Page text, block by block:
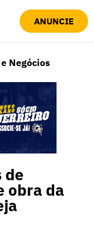
ANUNCIE
Negócios
de
obra da